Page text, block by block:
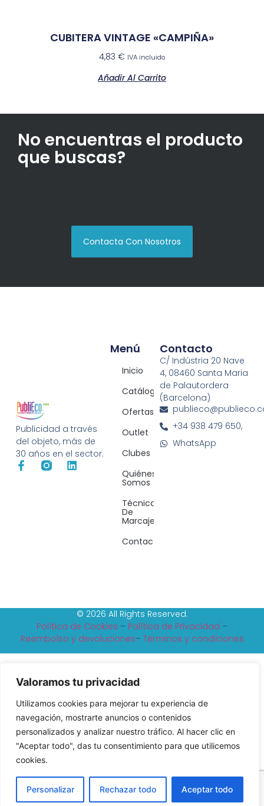
Valoramos tu privacidad
Utilizamos cookies para mejorar tu experiencia de
navegación, mostrarte anuncios o contenidos
personalizados y analizar nuestro tráfico. Al hacer clic en
"Aceptar todo", das tu consentimiento para que utilicemos
cookies.
Personalizar Rechazar todo Aceptar todo
CUBITERA VINTAGE «CAMPIÑA»
4,83 € IVA incluido
Añadir Al Carrito
No encuentras el producto
que buscas?
Contacta Con Nosotros
Publicidad a través
del objeto, más de
30 años en el sector.
Menú
Inicio
Catálogos
Ofertas
Outlet
Clubes
Quiénes
Somos
Técnicas
De
Marcaje
Contacto
Contacto
C/ Indústria 20 Nave
4, 08460 Santa Maria
de Palautordera
(Barcelona)
+34 938 479 650,
WhatsApp
© 2026 All Rights Reserved.
Política de Cookies – Política de Privacidad –
Reembolso y devoluciones– Tèrminos y condiciones